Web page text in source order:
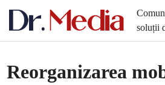
soluții
Reorganizarea